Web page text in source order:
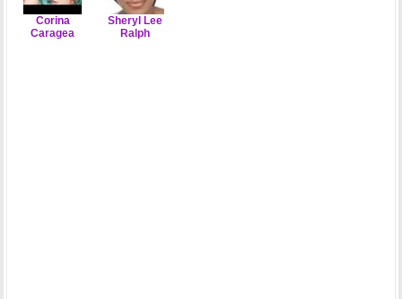
Corina
Caragea
Sheryl Lee
Ralph